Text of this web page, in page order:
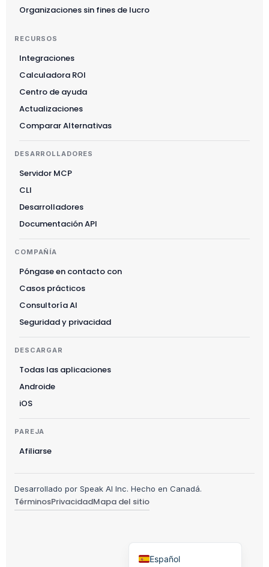
Organizaciones sin fines de lucro
RECURSOS
Integraciones
Calculadora ROI
Centro de ayuda
Actualizaciones
Comparar Alternativas
DESARROLLADORES
Servidor MCP
CLI
Desarrolladores
Documentación API
COMPAÑÍA
Póngase en contacto con
Casos prácticos
Consultoría AI
Seguridad y privacidad
DESCARGAR
Todas las aplicaciones
Androide
iOS
PAREJA
Afiliarse
Desarrollado por Speak AI Inc. Hecho en Canadá.
TérminosPrivacidadMapa del sitio
Español
Deutsch
Polski
Ελληνικά
Magyar